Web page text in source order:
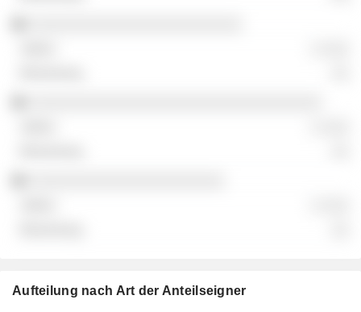
Aufteilung nach Art der Anteilseigner